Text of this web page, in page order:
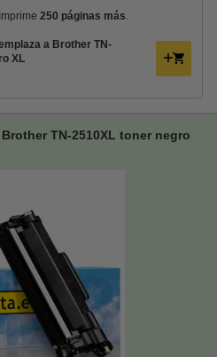
250 páginas más.
a Brother TN-
XL
TN-2510XL toner negro